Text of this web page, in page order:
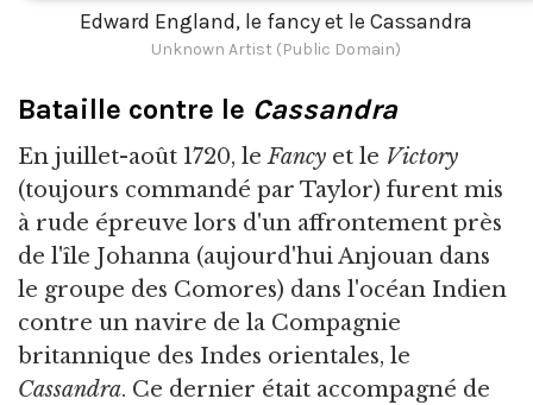
Edward England, le fancy et le Cassandra
Unknown Artist (Public Domain)
Bataille contre le Cassandra
En juillet-août 1720, le Fancy et le Victory
(toujours commandé par Taylor) furent mis
à rude épreuve lors d'un affrontement près
de l'île Johanna (aujourd'hui Anjouan dans
le groupe des Comores) dans l'océan Indien
contre un navire de la Compagnie
britannique des Indes orientales, le
Cassandra. Ce dernier était accompagné de